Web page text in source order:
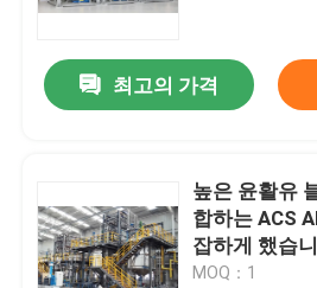
최고의 가격
높은 윤활유
합하는 ACS
잡하게 했습
MOQ：1